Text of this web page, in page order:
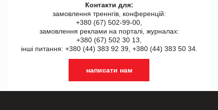
Контакти для:
замовлення треннгів, конференцій:
+380 (67) 502-99-00,
замовлення реклами на порталі, журналах:
+380 (67) 502 30 13,
інші питання: +380 (44) 383 92 39, +380 (44) 383 50 34.
написати нам